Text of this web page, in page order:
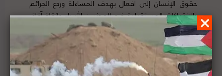
حقوق الإنسان إلى أفعال بهدف المساءلة وردع الجرائم
والانتهاكات المستقبلية ضد المدنيين الأبرياء وإنقاذ آفاق
العدالة والسلام والأمن التي يسعى إليها بشكل جماعي.
لتفاصيل الخبر ومصدره الأصلي،
هنا